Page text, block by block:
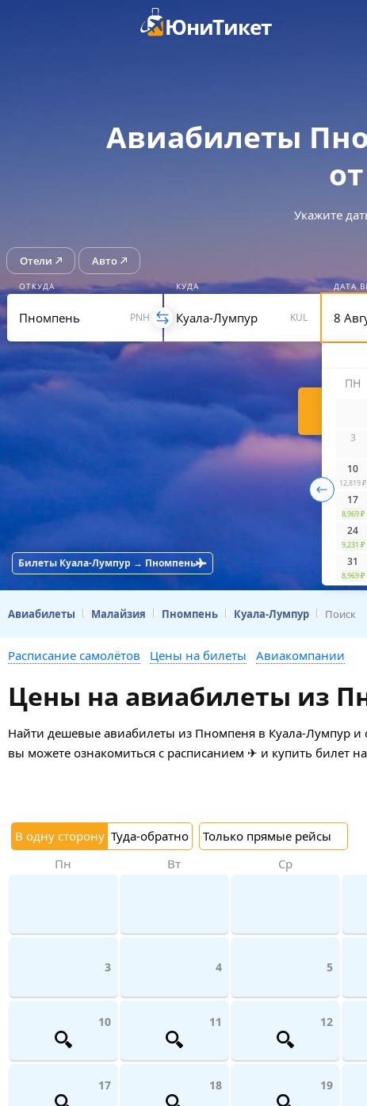
ЮниТикет
Авиабилеты
Укажите
Отели Авто
ОТКУДА
PNH
КУДА
KUL
ДАТА
ПН
3
10
12,819 ₽
17
8,969 ₽
24
9,231 ₽
31
8,969 ₽
Билеты Куала-Лумпур → Пномпень
Авиабилеты Малайзия Пномпень Куала-Лумпур Поиск
Расписание самолётов Цены на билеты Авиакомпании
Цены на авиабилеты из
Найти дешевые авиабилеты из Пномпеня в Куала-Лумпур
вы можете ознакомиться с расписанием ✈ и купить билет
В одну сторону Туда-обратно Только прямые рейсы
Пн Вт Ср
3 4 5
10 11 12
17 18 19